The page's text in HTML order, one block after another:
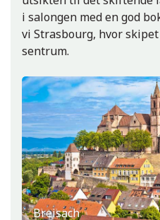
Øvre mellomrhindalen
Øvre mellomrhindalen
i salongen med en god
vi Strasbourg, hvor
sentrum.
Breisach